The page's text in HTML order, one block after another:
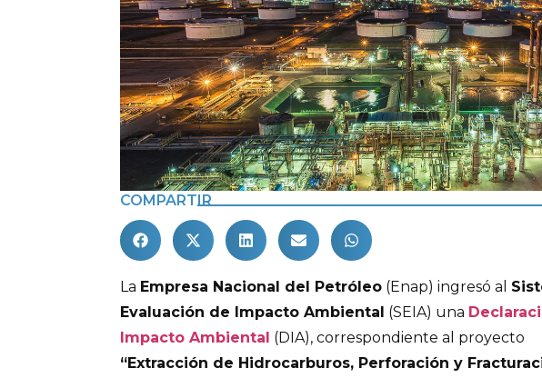
COMPARTIR
La Empresa Nacional del Petróleo (Enap) ingresó al
Evaluación de Impacto Ambiental (SEIA) una
Impacto Ambiental (DIA), correspondiente al proyecto
“Extracción de Hidrocarburos, Perforación y